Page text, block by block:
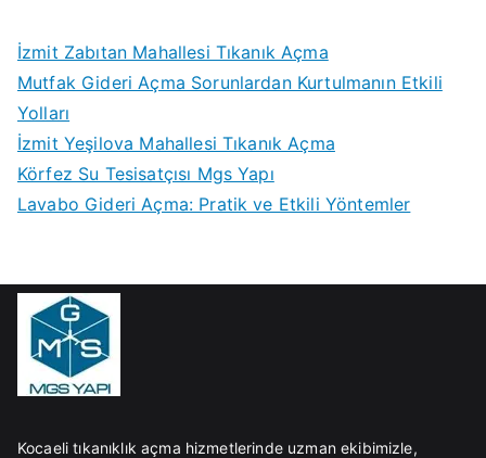
İzmit Zabıtan Mahallesi Tıkanık Açma
Mutfak Gideri Açma Sorunlardan Kurtulmanın Etkili
Yolları
İzmit Yeşilova Mahallesi Tıkanık Açma
Körfez Su Tesisatçısı Mgs Yapı
Lavabo Gideri Açma: Pratik ve Etkili Yöntemler
Kocaeli tıkanıklık açma hizmetlerinde uzman ekibimizle,